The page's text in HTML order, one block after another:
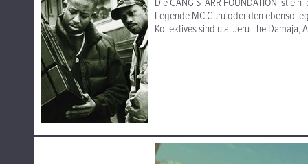
Die GANG STARR FOUNDATION ist
Legende MC Guru oder den ebenso
Kollektives sind u.a. Jeru The Damaja,